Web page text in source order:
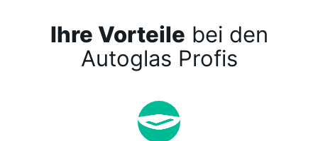
Ihre Vorteile bei den
Autoglas Profis